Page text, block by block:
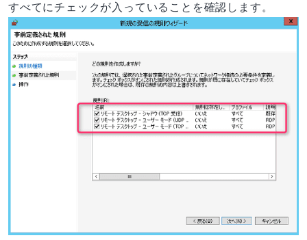
すべてにチェックが入っていることを確認します。